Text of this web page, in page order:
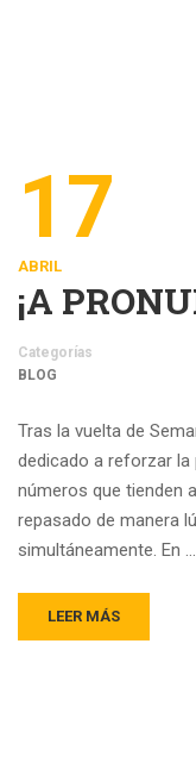
17
ABRIL
¡A
Categorías
BLOG
Tras la vuelta de
dedicado a reforzar
números que tienden
repasado de manera
simultáneamente. En …
LEER MÁS